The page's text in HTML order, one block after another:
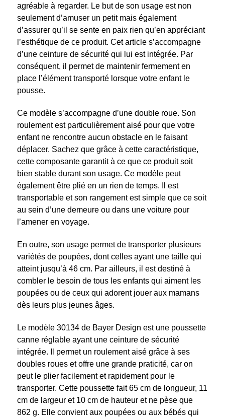
agréable à regarder. Le but de son usage est non
seulement d’amuser un petit mais également
d’assurer qu’il se sente en paix rien qu’en appréciant
l’esthétique de ce produit. Cet article s’accompagne
d’une ceinture de sécurité qui lui est intégrée. Par
conséquent, il permet de maintenir fermement en
place l’élément transporté lorsque votre enfant le
pousse.
Ce modèle s’accompagne d’une double roue. Son
roulement est particulièrement aisé pour que votre
enfant ne rencontre aucun obstacle en le faisant
déplacer. Sachez que grâce à cette caractéristique,
cette composante garantit à ce que ce produit soit
bien stable durant son usage. Ce modèle peut
également être plié en un rien de temps. Il est
transportable et son rangement est simple que ce soit
au sein d’une demeure ou dans une voiture pour
l’amener en voyage.
En outre, son usage permet de transporter plusieurs
variétés de poupées, dont celles ayant une taille qui
atteint jusqu’à 46 cm. Par ailleurs, il est destiné à
combler le besoin de tous les enfants qui aiment les
poupées ou de ceux qui adorent jouer aux mamans
dès leurs plus jeunes âges.
Le modèle 30134 de Bayer Design est une poussette
canne réglable ayant une ceinture de sécurité
intégrée. Il permet un roulement aisé grâce à ses
doubles roues et offre une grande praticité, car on
peut le plier facilement et rapidement pour le
transporter. Cette poussette fait 65 cm de longueur, 11
cm de largeur et 10 cm de hauteur et ne pèse que
862 g. Elle convient aux poupées ou aux bébés qui